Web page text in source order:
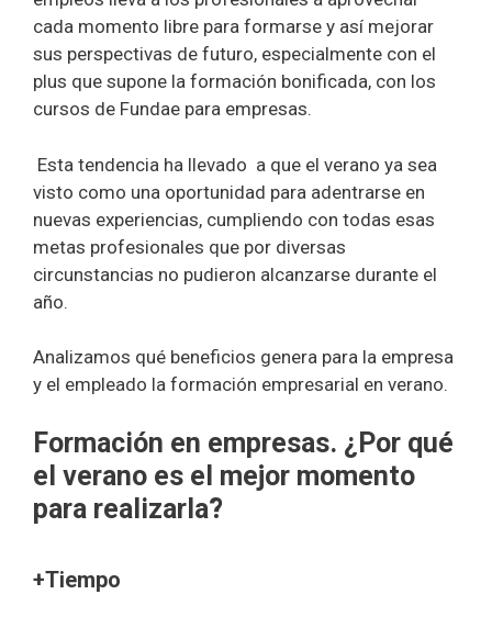
cada momento libre para formarse y así mejorar
sus perspectivas de futuro, especialmente con el
plus que supone la formación bonificada, con los
cursos de Fundae para empresas.
Esta tendencia ha llevado a que el verano ya sea
visto como una oportunidad para adentrarse en
nuevas experiencias, cumpliendo con todas esas
metas profesionales que por diversas
circunstancias no pudieron alcanzarse durante el
año.
Analizamos qué beneficios genera para la empresa
y el empleado la formación empresarial en verano.
Formación en empresas. ¿Por qué
el verano es el mejor momento
para realizarla?
+Tiempo